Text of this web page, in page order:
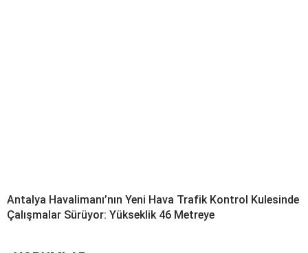
Antalya Havalimanı’nın Yeni Hava Trafik Kontrol Kulesinde
Çalışmalar Sürüyor: Yükseklik 46 Metreye